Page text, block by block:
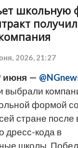
школьную
2026, 21:27
июня —
выбрали
формой
стране
дресс-кода в
школы.